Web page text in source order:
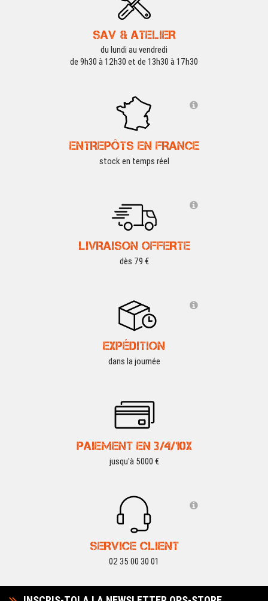
SAV & ATELIER
du lundi au vendredi
de 9h30 à 12h30 et de 13h30 à 17h30
ENTREPÔTS EN FRANCE
stock en temps réel
LIVRAISON OFFERTE
dès 79 €
EXPÉDITION
dans la journée
PAIEMENT EN 3/4/10X
jusqu'à 5000 €
SERVICE CLIENT
02 35 00 30 01